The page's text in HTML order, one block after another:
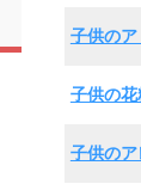
子供の
子供の花
子供の